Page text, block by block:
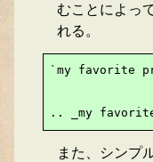
むことによっ
れる。
`my favorite
.. _my
また、シンプ